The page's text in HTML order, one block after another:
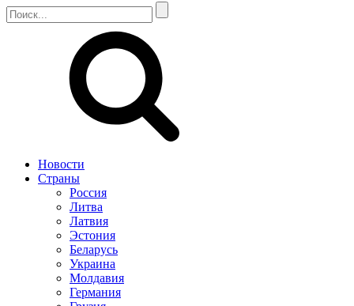
Новости
Страны
Россия
Литва
Латвия
Эстония
Беларусь
Украина
Молдавия
Германия